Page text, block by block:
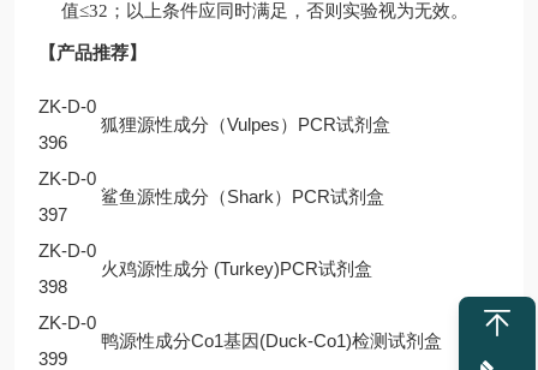
值≤32 ；以上条件应同时满足，否则实验视为无效。
【产品推荐】
ZK-D-0
396
狐狸源性成分（Vulpes）PCR试剂盒
ZK-D-0
397
鲨鱼源性成分（Shark）PCR试剂盒
ZK-D-0
398
火鸡源性成分 (Turkey)PCR试剂盒
ZK-D-0
399
鸭源性成分Co1基因(Duck-Co1)检测试剂盒